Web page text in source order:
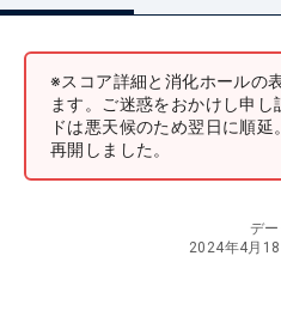
※スコア詳細と消化ホールの
ます。ご迷惑をおかけし申
ドは悪天候のため翌日に順
再開しました。
デー
2024年4月